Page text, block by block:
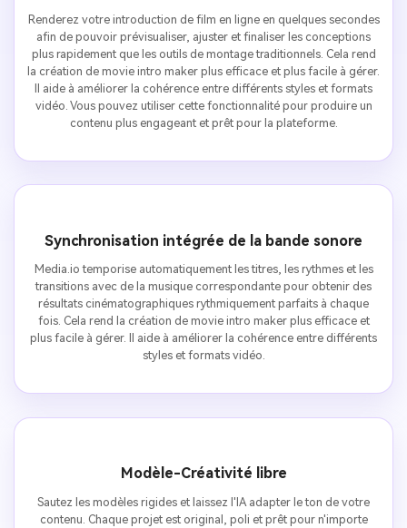
Renderez votre introduction de film en ligne en quelques secondes
afin de pouvoir prévisualiser, ajuster et finaliser les conceptions
plus rapidement que les outils de montage traditionnels. Cela rend
la création de movie intro maker plus efficace et plus facile à gérer.
Il aide à améliorer la cohérence entre différents styles et formats
vidéo. Vous pouvez utiliser cette fonctionnalité pour produire un
contenu plus engageant et prêt pour la plateforme.
Synchronisation intégrée de la bande sonore
Media.io temporise automatiquement les titres, les rythmes et les
transitions avec de la musique correspondante pour obtenir des
résultats cinématographiques rythmiquement parfaits à chaque
fois. Cela rend la création de movie intro maker plus efficace et
plus facile à gérer. Il aide à améliorer la cohérence entre différents
styles et formats vidéo.
Modèle-Créativité libre
Sautez les modèles rigides et laissez l'IA adapter le ton de votre
contenu. Chaque projet est original, poli et prêt pour n'importe